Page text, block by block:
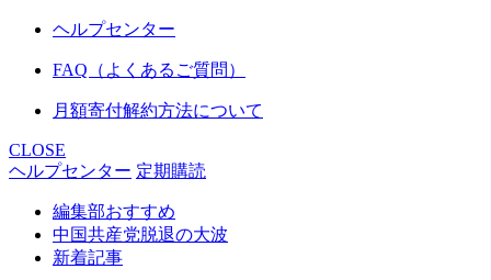
ヘルプセンター
FAQ（よくあるご質問）
月額寄付解約方法について
CLOSE
ヘルプセンター 定期購読
編集部おすすめ
中国共産党脱退の大波
新着記事